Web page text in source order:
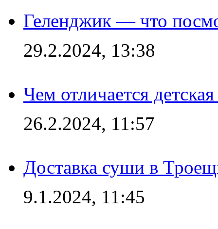
Геленджик — что
29.2.2024, 13:38
Чем отличается
26.2.2024, 11:57
Доставка суши в
9.1.2024, 11:45